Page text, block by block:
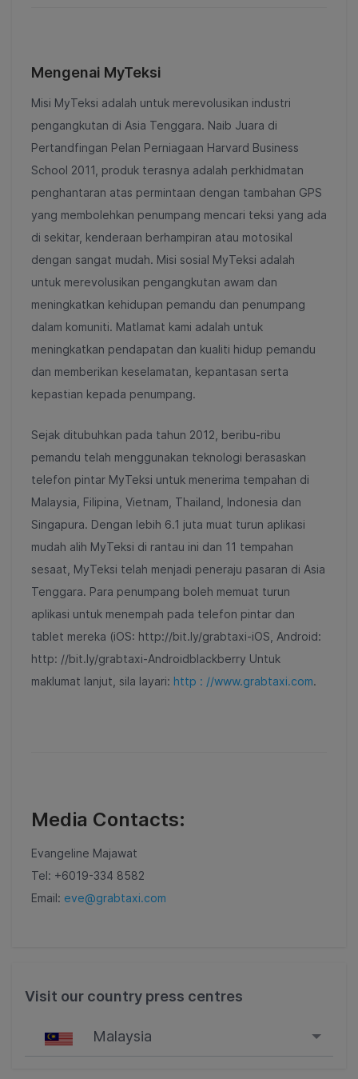
Mengenai MyTeksi
Misi MyTeksi adalah untuk merevolusikan industri
pengangkutan di Asia Tenggara. Naib Juara di
Pertandfingan Pelan Perniagaan Harvard Business
School 2011, produk terasnya adalah perkhidmatan
penghantaran atas permintaan dengan tambahan GPS
yang membolehkan penumpang mencari teksi yang ada
di sekitar, kenderaan berhampiran atau motosikal
dengan sangat mudah. Misi sosial MyTeksi adalah
untuk merevolusikan pengangkutan awam dan
meningkatkan kehidupan pemandu dan penumpang
dalam komuniti. Matlamat kami adalah untuk
meningkatkan pendapatan dan kualiti hidup pemandu
dan memberikan keselamatan, kepantasan serta
kepastian kepada penumpang.
Sejak ditubuhkan pada tahun 2012, beribu-ribu
pemandu telah menggunakan teknologi berasaskan
telefon pintar MyTeksi untuk menerima tempahan di
Malaysia, Filipina, Vietnam, Thailand, Indonesia dan
Singapura. Dengan lebih 6.1 juta muat turun aplikasi
mudah alih MyTeksi di rantau ini dan 11 tempahan
sesaat, MyTeksi telah menjadi peneraju pasaran di Asia
Tenggara. Para penumpang boleh memuat turun
aplikasi untuk menempah pada telefon pintar dan
tablet mereka (iOS: http://bit.ly/grabtaxi-iOS, Android:
http: //bit.ly/grabtaxi-Androidblackberry Untuk
maklumat lanjut, sila layari: http : //www.grabtaxi.com.
Media Contacts:
Evangeline Majawat
Tel: +6019-334 8582
Email: eve@grabtaxi.com
Visit our country press centres
Malaysia